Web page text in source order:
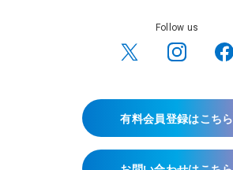
Follow us
有料会員登録はこちら